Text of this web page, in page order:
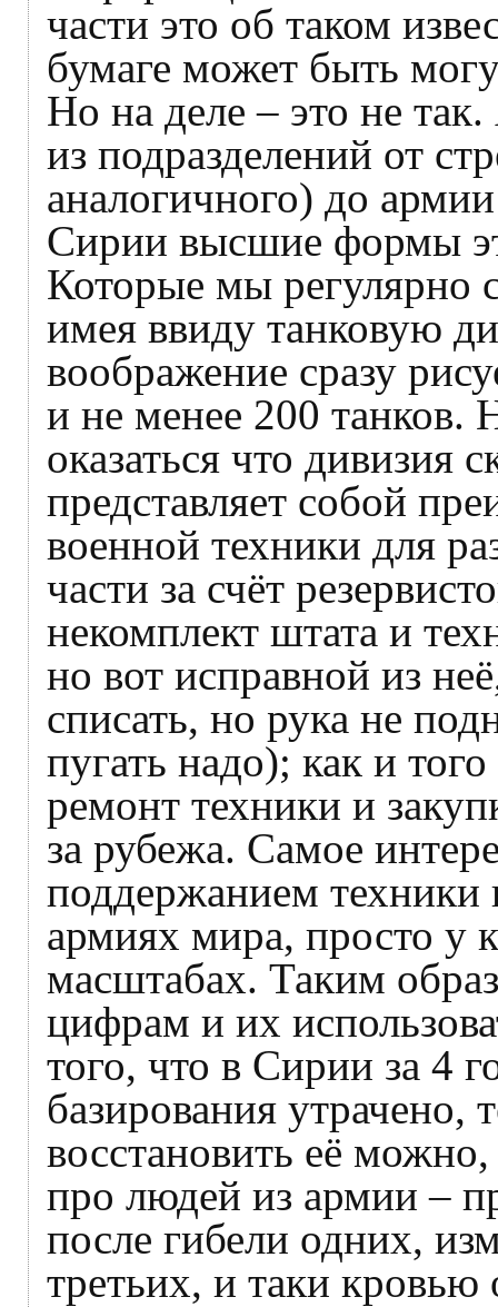
части это об таком
бумаге может быть
Но на деле – это не
из подразделений от
аналогичного) до
Сирии высшие формы
Которые мы регулярно
имея ввиду танковую
воображение сразу
и не менее 200 танков.
оказаться что дивизия
представляет собой
военной техники для
части за счёт
некомплект штата и
но вот исправной из
списать, но рука не
пугать надо); как и
ремонт техники и
за рубежа. Самое
поддержанием техники
армиях мира, просто у
масштабах. Таким
цифрам и их
того, что в Сирии за 4
базирования утрачено,
восстановить её
про людей из армии –
после гибели одних,
третьих, и таки кровью